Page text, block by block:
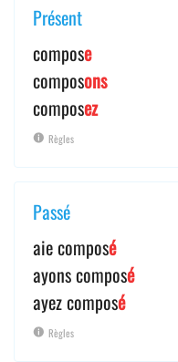
Présent
compose
composons
composez
Règles
Passé
aie composé
ayons composé
ayez composé
Règles